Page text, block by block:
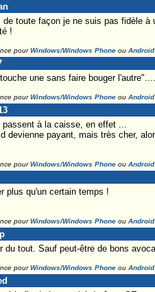
toute façon je ne suis pas fidèle
!
pourWindows/Windows Phoneou Android
une sans faire bouger
pourWindows/Windows Phoneou Android
à la caisse, en effet ...
devienne payant, mais très cher,
pourWindows/Windows Phoneou Android
plus qu'un certain temps !
pourWindows/Windows Phoneou Android
du tout. Sauf peut-être de bons
pourWindows/Windows Phoneou Android